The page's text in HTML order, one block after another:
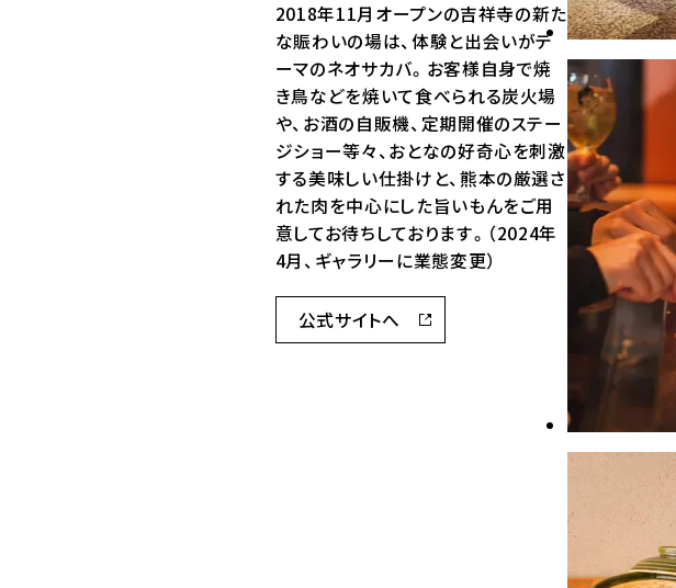
2018年11月オープンの吉祥寺の新た
な賑わいの場は、体験と出会いがテ
ーマのネオサカバ。お客様自身で焼
き鳥などを焼いて食べられる炭火場
や、お酒の自販機、定期開催のステー
ジショー等々、おとなの好奇心を刺激
する美味しい仕掛けと、熊本の厳選さ
れた肉を中心にした旨いもんをご用
意してお待ちしております。（2024年
4月、ギャラリーに業態変更）
公式サイトへ